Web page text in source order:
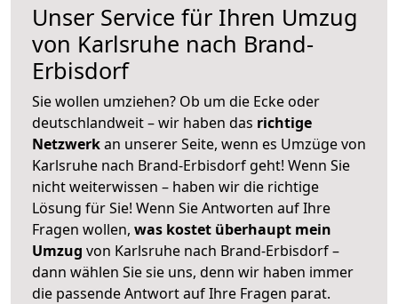
Unser Service für Ihren Umzug
von Karlsruhe nach Brand-
Erbisdorf
Sie wollen umziehen? Ob um die Ecke oder
deutschlandweit – wir haben das richtige
Netzwerkan unserer Seite, wenn es Umzüge von
Karlsruhe nach Brand-Erbisdorf geht! Wenn Sie
nicht weiterwissen – haben wir die richtige
Lösung für Sie! Wenn Sie Antworten auf Ihre
Fragen wollen, was kostet überhaupt mein
Umzug von Karlsruhe nach Brand-Erbisdorf –
dann wählen Sie sie uns, denn wir haben immer
die passende Antwort auf Ihre Fragen parat.